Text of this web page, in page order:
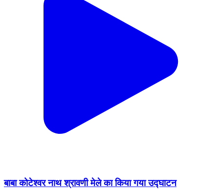
बाबा कोटेश्वर नाथ श्रावणी मेले का किया गया उद्घाटन